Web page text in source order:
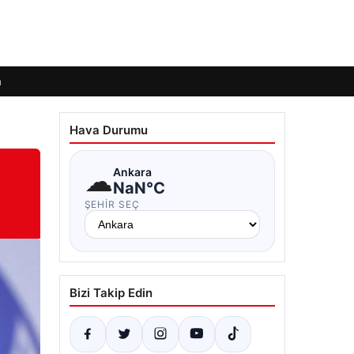
Hava Durumu
☁Ankara
NaN°C
ŞEHIR SEÇ
Bizi Takip Edin